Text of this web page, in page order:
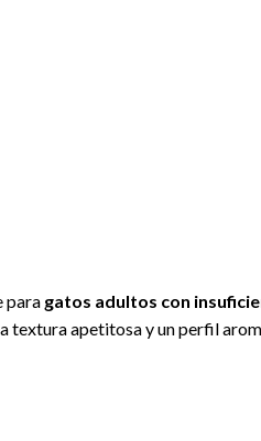
para gatos adultos con
textura apetitosa y un perfil